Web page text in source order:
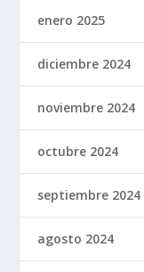
enero 2025
diciembre 2024
noviembre 2024
octubre 2024
septiembre 2024
agosto 2024